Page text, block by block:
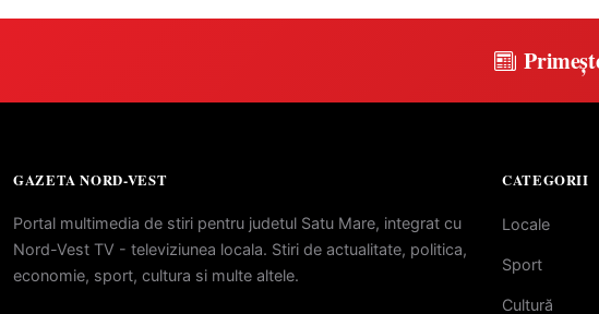
GAZETA NORD-VEST
Portal multimedia de stiri pentru judetul Satu Mare, integrat cu
Nord-Vest TV - televiziunea locala. Stiri de actualitate, politica,
economie, sport, cultura si multe altele.
CATEGORII
Locale
Sport
Cultură